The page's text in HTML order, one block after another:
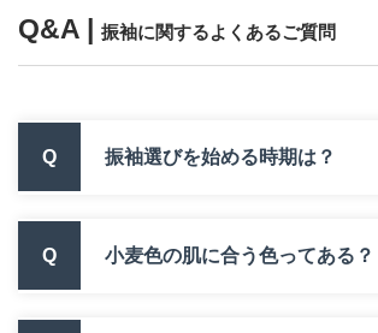
Q&A | 振袖に関するよくあるご質問
Q 振袖選びを始める時期は？
Q 小麦色の肌に合う色ってある？